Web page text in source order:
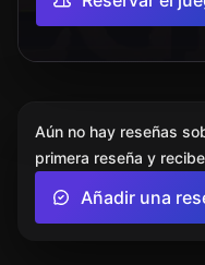
Aún no hay reseñas
primera reseña y
Añadir una